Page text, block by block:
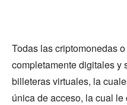
Todas las criptomonedas
completamente digitales y
billeteras virtuales, la
única de acceso, la cual